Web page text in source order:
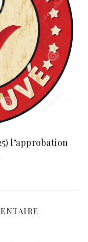
l’approbation